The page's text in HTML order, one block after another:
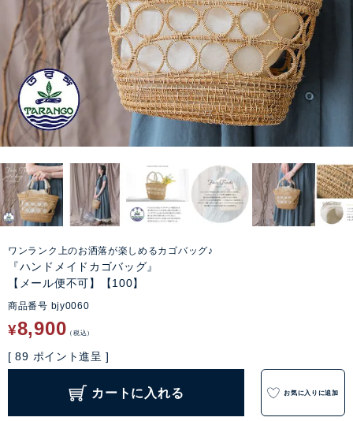
ワンランク上のお洒落が楽しめるカゴバッグ♪
『ハンドメイドカゴバッグ』
【メール便不可】【100】
商品番号 bjy0060
¥8,900 税込
[ 89 ポイント進呈 ]
カートに入れる お気に入りに追加